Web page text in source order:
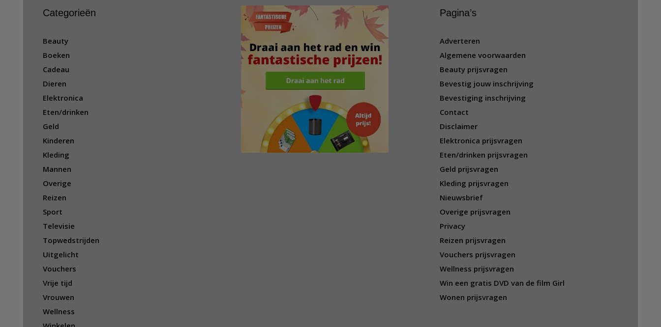
Categorieën
Beauty
Boeken
Cadeau
Dieren
Elektronica
Eten/drinken
Geld
Kinderen
Kleding
Mannen
Overige
Reizen
Sport
Televisie
Topwedstrijden
Uitgelicht
Vouchers
Vrije tijd
Vrouwen
Wellness
Pagina’s
Adverteren
Algemene voorwaarden
Beauty prijsvragen
Bevestig jouw inschrijving
Bevestiging inschrijving
Contact
Disclaimer
Elektronica prijsvragen
Eten/drinken prijsvragen
Geld prijsvragen
Kleding prijsvragen
Nieuwsbrief
Overige prijsvragen
Privacy
Reizen prijsvragen
Vouchers prijsvragen
Wellness prijsvragen
Win een gratis DVD van de film Girl
Wonen prijsvragen